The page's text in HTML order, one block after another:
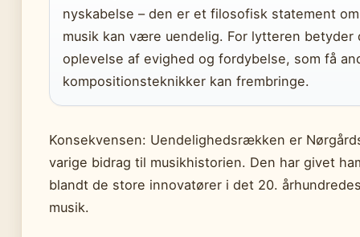
nyskabelse – den er et filosofisk statement
musik kan være uendelig. For lytteren betyder
oplevelse af evighed og fordybelse, som få
kompositionsteknikker kan frembringe.
Konsekvensen: Uendelighedsrækken er
varige bidrag til musikhistorien. Den har givet
blandt de store innovatører i det 20.
musik.